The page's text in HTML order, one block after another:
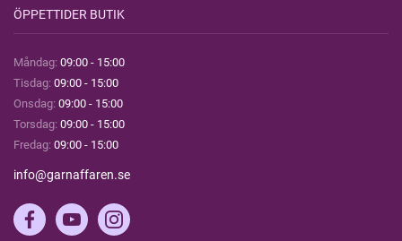
ÖPPETTIDER BUTIK
Måndag: 09:00 - 15:00
Tisdag: 09:00 - 15:00
Onsdag: 09:00 - 15:00
Torsdag: 09:00 - 15:00
Fredag: 09:00 - 15:00
info@garnaffaren.se